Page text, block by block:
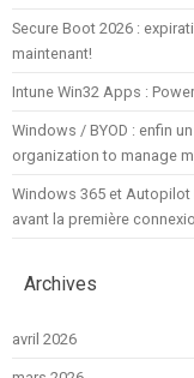
Secure Boot 2026 :
maintenant!
Intune Win32 Apps :
Windows / BYOD : enfin
organization to manage
Windows 365 et Autopilot
avant la première
Archives
avril 2026